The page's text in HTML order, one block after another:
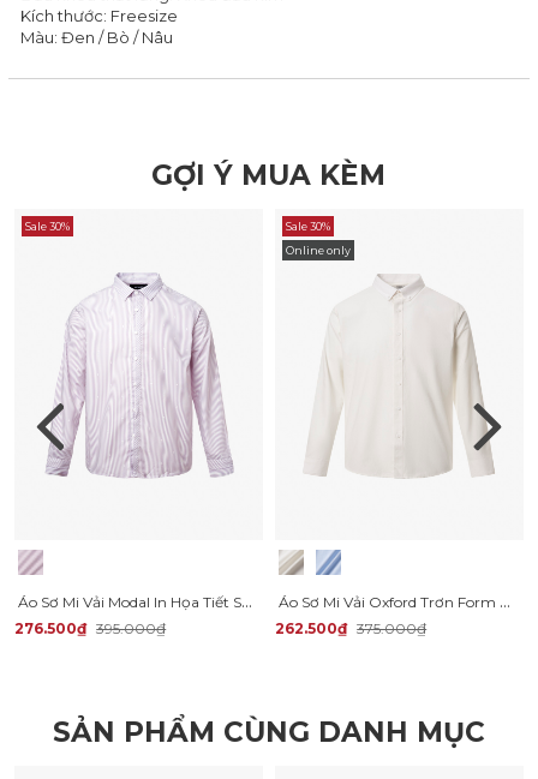
Kích thước: Freesize
Màu: Đen / Bò / Nâu
GỢI Ý MUA KÈM
Sale 30%
Áo Sơ Mi Vải Modal In Họa Tiết Sọc Form Regular SM169
276.500₫ 395.000₫
Sale 30%
Online only
Áo Sơ Mi Vải Oxford Trơn Form Regular SM158
262.500₫ 375.000₫
SẢN PHẨM CÙNG DANH MỤC